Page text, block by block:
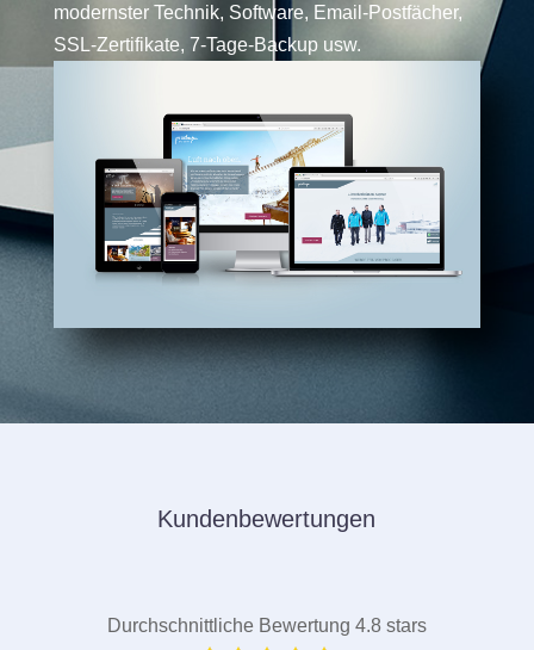
modernster Technik, Software, Email-Postfächer,
SSL-Zertifikate, 7-Tage-Backup usw.
Kundenbewertungen
Durchschnittliche Bewertung 4.8 stars